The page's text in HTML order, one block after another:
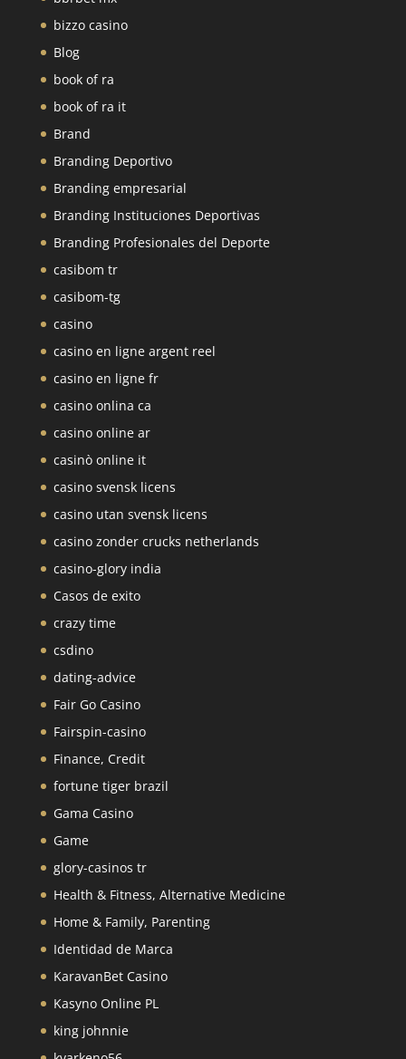
bizzo casino
Blog
book of ra
book of ra it
Brand
Branding Deportivo
Branding empresarial
Branding Instituciones Deportivas
Branding Profesionales del Deporte
casibom tr
casibom-tg
casino
casino en ligne argent reel
casino en ligne fr
casino onlina ca
casino online ar
casinò online it
casino svensk licens
casino utan svensk licens
casino zonder crucks netherlands
casino-glory india
Casos de exito
crazy time
csdino
dating-advice
Fair Go Casino
Fairspin-casino
Finance, Credit
fortune tiger brazil
Gama Casino
Game
glory-casinos tr
Health & Fitness, Alternative Medicine
Home & Family, Parenting
Identidad de Marca
KaravanBet Casino
Kasyno Online PL
king johnnie